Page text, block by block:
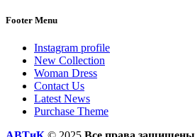
Footer Menu
Instagram profile
New Collection
Woman Dress
Contact Us
Latest News
Purchase Theme